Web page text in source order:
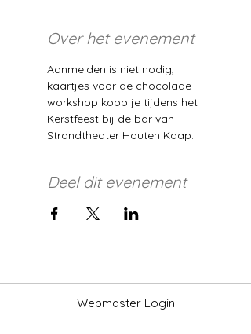
Over het evenement
Aanmelden is niet nodig,
kaartjes voor de chocolade
workshop koop je tijdens het
Kerstfeest bij de bar van
Strandtheater Houten Kaap.
Deel dit evenement
Webmaster Login